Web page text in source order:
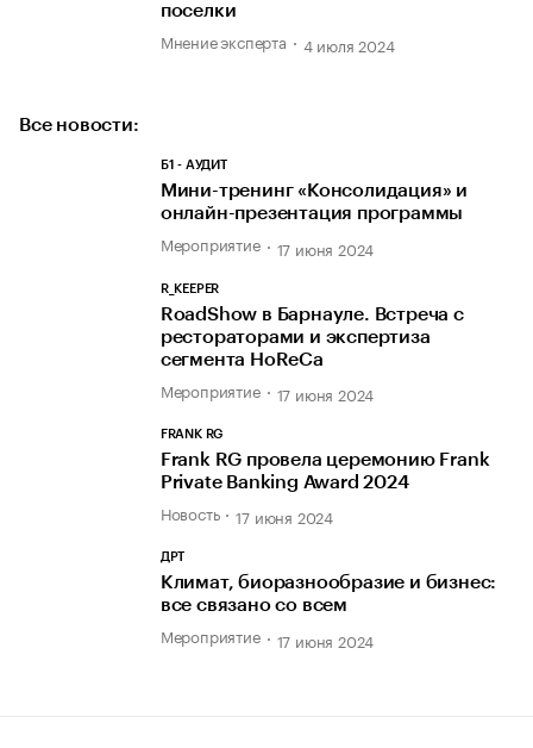
поселки
Мнение эксперта 4 июля 2024
Все новости:
Б1 - АУДИТ
Мини-тренинг «Консолидация» и
онлайн-презентация программы
Мероприятие 17 июня 2024
R_KEEPER
RoadShow в Барнауле. Встреча с
рестораторами и экспертиза
сегмента HoReCa
Мероприятие 17 июня 2024
FRANK RG
Frank RG провела церемонию Frank
Private Banking Award 2024
Новость 17 июня 2024
ДРТ
Климат, биоразнообразие и бизнес:
все связано со всем
Мероприятие 17 июня 2024